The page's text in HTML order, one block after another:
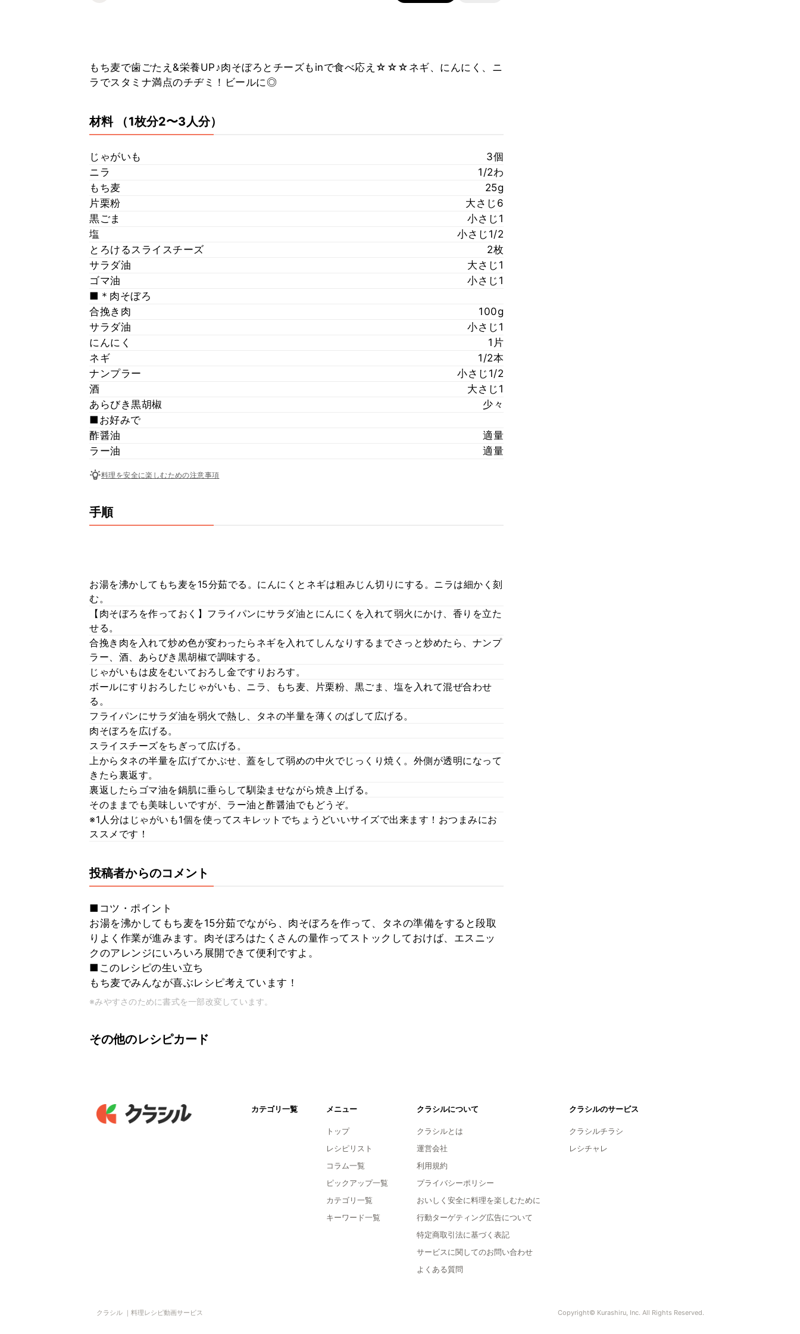
もち麦で歯ごたえ&栄養UP♪肉そぼろとチーズもinで食べ応え☆☆☆ネギ、にんにく、ニ
ラでスタミナ満点のチヂミ！ビールに◎
材料 （1枚分2〜3人分）
じゃがいも
3個
ニラ
1/2わ
もち麦
25g
片栗粉
大さじ6
黒ごま
小さじ1
塩
小さじ1/2
とろけるスライスチーズ
2枚
サラダ油
大さじ1
ゴマ油
小さじ1
■＊肉そぼろ
合挽き肉
100g
サラダ油
小さじ1
にんにく
1片
ネギ
1/2本
ナンプラー
小さじ1/2
酒
大さじ1
あらびき黒胡椒
少々
■お好みで
酢醤油
適量
ラー油
適量
料理を安全に楽しむための注意事項
手順
お湯を沸かしてもち麦を15分茹でる。にんにくとネギは粗みじん切りにする。ニラは細かく刻
む。
【肉そぼろを作っておく】フライパンにサラダ油とにんにくを入れて弱火にかけ、香りを立た
せる。
合挽き肉を入れて炒め色が変わったらネギを入れてしんなりするまでさっと炒めたら、ナンプ
ラー、酒、あらびき黒胡椒で調味する。
じゃがいもは皮をむいておろし金ですりおろす。
ボールにすりおろしたじゃがいも、ニラ、もち麦、片栗粉、黒ごま、塩を入れて混ぜ合わせ
る。
フライパンにサラダ油を弱火で熱し、タネの半量を薄くのばして広げる。
肉そぼろを広げる。
スライスチーズをちぎって広げる。
上からタネの半量を広げてかぶせ、蓋をして弱めの中火でじっくり焼く。外側が透明になって
きたら裏返す。
裏返したらゴマ油を鍋肌に垂らして馴染ませながら焼き上げる。
そのままでも美味しいですが、ラー油と酢醤油でもどうぞ。
※1人分はじゃがいも1個を使ってスキレットでちょうどいいサイズで出来ます！おつまみにお
ススメです！
投稿者からのコメント
■コツ・ポイント
お湯を沸かしてもち麦を15分茹でながら、肉そぼろを作って、タネの準備をすると段取
りよく作業が進みます。肉そぼろはたくさんの量作ってストックしておけば、エスニッ
クのアレンジにいろいろ展開できて便利ですよ。
■このレシピの生い立ち
もち麦でみんなが喜ぶレシピ考えています！
※みやすさのために書式を一部改変しています。
その他のレシピカード
カテゴリ一覧 メニュー
トップ
レシピリスト
コラム一覧
ピックアップ一覧
カテゴリ一覧
キーワード一覧
クラシルについて
クラシルとは
運営会社
利用規約
プライバシーポリシー
おいしく安全に料理を楽しむために
行動ターゲティング広告について
特定商取引法に基づく表記
サービスに関してのお問い合わせ
よくある質問
クラシルのサービス
クラシルチラシ
レシチャレ
クラシル ｜料理レシピ動画サービス Copyright© Kurashiru, Inc. All Rights Reserved.